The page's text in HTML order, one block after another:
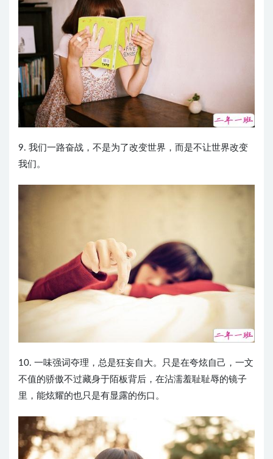
9. 我们一路奋战，不是为了改变世界，而是不让世界改变
我们。
10. 一味强词夺理，总是狂妄自大。只是在夸炫自己，一文
不值的骄傲不过藏身于陌板背后，在沾濡羞耻耻辱的镜子
里，能炫耀的也只是有显露的伤口。